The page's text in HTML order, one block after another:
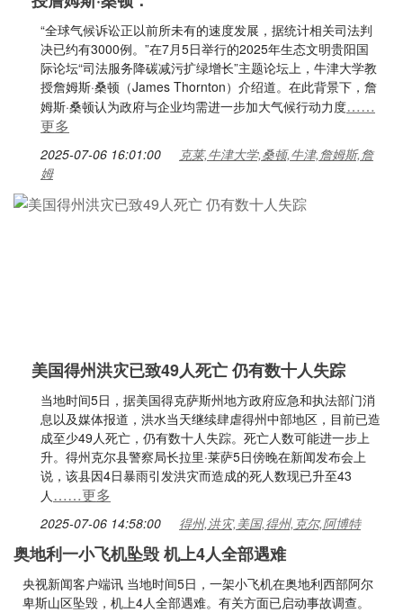
“全球气候诉讼正以前所未有的速度发展，据统计相关司法判
决已约有3000例。”在7月5日举行的2025年生态文明贵阳国
际论坛“司法服务降碳减污扩绿增长”主题论坛上，牛津大学教
授詹姆斯·桑顿（James Thornton）介绍道。在此背景下，詹
姆斯·桑顿认为政府与企业均需进一步加大气候行动力度……
更多
2025-07-06 16:01:00
克莱,牛津大学,桑顿,牛津,詹姆斯,詹
姆
美国得州洪灾已致49人死亡 仍有数十人失踪
当地时间5日，据美国得克萨斯州地方政府应急和执法部门消
息以及媒体报道，洪水当天继续肆虐得州中部地区，目前已造
成至少49人死亡，仍有数十人失踪。死亡人数可能进一步上
升。得州克尔县警察局长拉里·莱萨5日傍晚在新闻发布会上
说，该县因4日暴雨引发洪灾而造成的死人数现已升至43
人……更多
2025-07-06 14:58:00 得州,洪灾,美国,得州,克尔,阿博特
奥地利一小飞机坠毁 机上4人全部遇难
央视新闻客户端讯 当地时间5日，一架小飞机在奥地利西部阿尔
卑斯山区坠毁，机上4人全部遇难。有关方面已启动事故调查。